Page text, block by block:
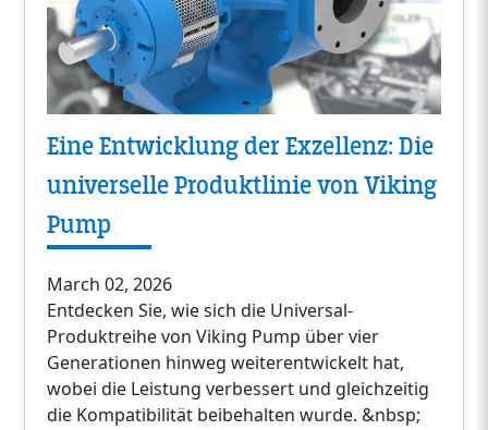
Eine Entwicklung der Exzellenz: Die
universelle Produktlinie von Viking
Pump
March 02, 2026
Entdecken Sie, wie sich die Universal-
Produktreihe von Viking Pump über vier
Generationen hinweg weiterentwickelt hat,
wobei die Leistung verbessert und gleichzeitig
die Kompatibilität beibehalten wurde. &nbsp;